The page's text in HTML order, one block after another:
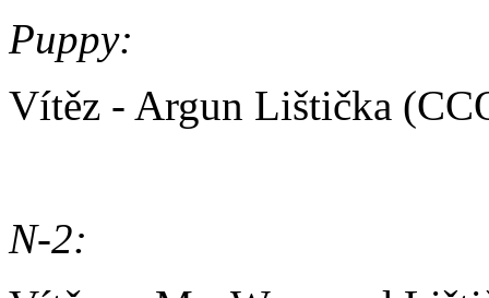
Puppy:
Vítěz - Argun Lištička
N-2: